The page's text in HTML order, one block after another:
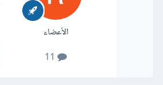
الأعضاء